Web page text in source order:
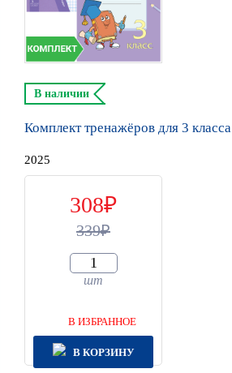
В наличии
Комплект тренажёров для 3 класса
2025
308
339
шт
В ИЗБРАННОЕ
В КОРЗИНУ